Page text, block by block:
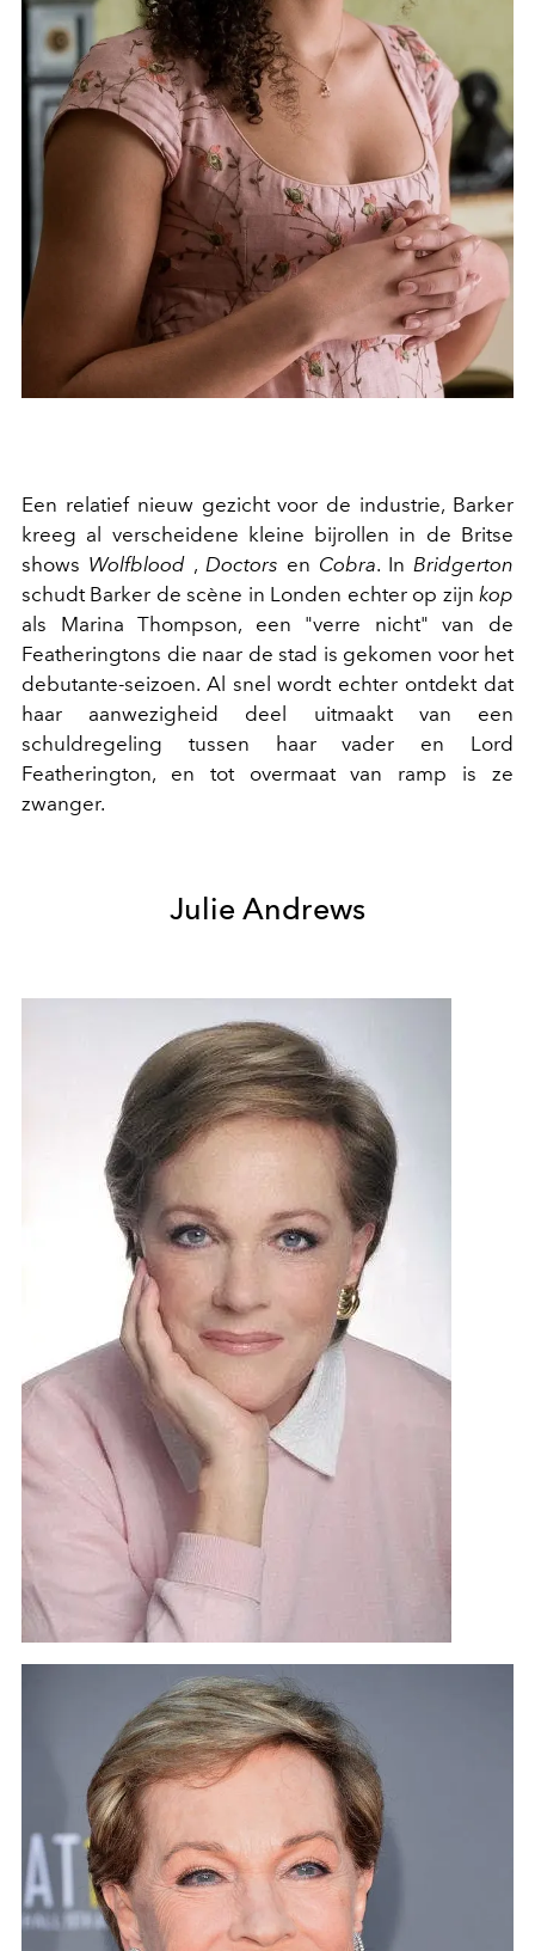
Een relatief nieuw gezicht voor de industrie, Barker
kreeg al verscheidene kleine bijrollen in de Britse
shows Wolfblood , Doctors en Cobra. In Bridgerton
schudt Barker de scène in Londen echter op zijn kop
als Marina Thompson, een "verre nicht" van de
Featheringtons die naar de stad is gekomen voor het
debutante-seizoen. Al snel wordt echter ontdekt dat
haar aanwezigheid deel uitmaakt van een
schuldregeling tussen haar vader en Lord
Featherington, en tot overmaat van ramp is ze
zwanger.
Julie Andrews